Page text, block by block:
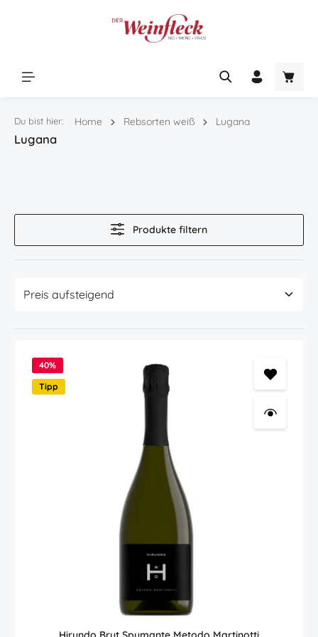
Du bist hier: Home Rebsorten weiß Lugana
Lugana
Produkte filtern
40%
Tipp